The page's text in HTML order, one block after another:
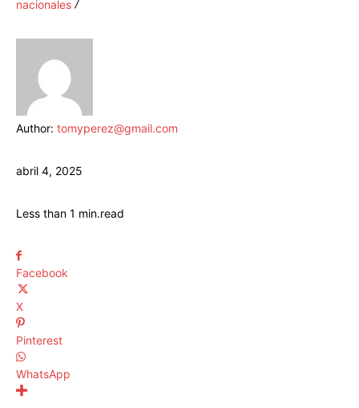
nacionales
Author: tomyperez@gmail.com
abril 4, 2025
Less than 1 min.read
Facebook
X
Pinterest
WhatsApp